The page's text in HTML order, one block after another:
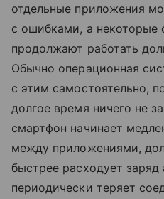
отдельные приложения
с ошибками, а некоторые
продолжают работать
Обычно операционная
с этим самостоятельно,
долгое время ничего не
смартфон начинает
между приложениями,
быстрее расходует заряд
периодически теряет